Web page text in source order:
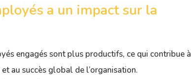
a un impact sur la
engagés sont plus productifs, ce qui contribue à
au succès global de l’organisation.